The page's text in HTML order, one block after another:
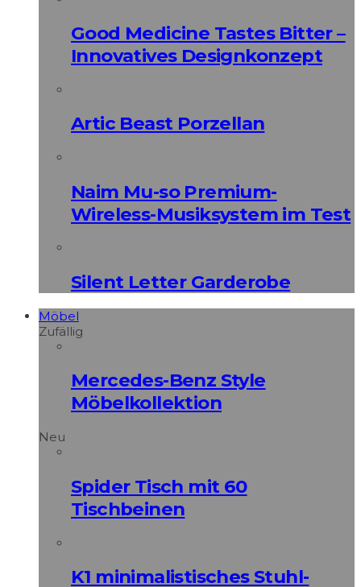
Good Medicine Tastes Bitter –
Innovatives Designkonzept
Artic Beast Porzellan
Naim Mu-so Premium-
Wireless-Musiksystem im Test
Silent Letter Garderobe
Möbel
Zufällig
Mercedes-Benz Style
Möbelkollektion
Neu
Spider Tisch mit 60
Tischbeinen
K1 minimalistisches Stuhl-